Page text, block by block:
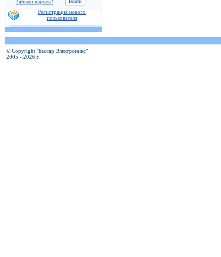
Забыли пароль?
Регистрация нового
пользователя
© Copyright "Бассар Электроникс"
2005 - 2026 г.